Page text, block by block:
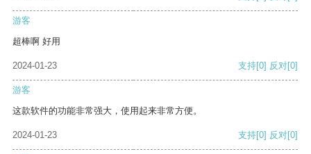
游客
超棒啊 好用
2024-01-23 支持[0] 反对[0]
游客
这款软件的功能非常强大，使用起来非常方便。
2024-01-23 支持[0] 反对[0]